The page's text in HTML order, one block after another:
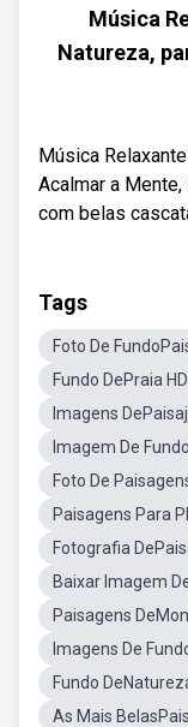
Música
Natureza,
Música
Acalmar a
com belas
Tags
Foto De
Fundo DePraia HD
Imagens
Imagem De
Foto De
Paisagens Para
Fotografia
Baixar Imagem
Paisagens
Imagens De
Fundo
As Mais